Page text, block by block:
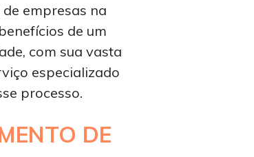
empresas na
de um
com sua vasta
especializado
processo.
DE